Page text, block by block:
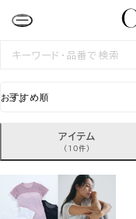
検
アイテム
(10件)